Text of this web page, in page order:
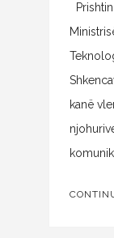
kanë